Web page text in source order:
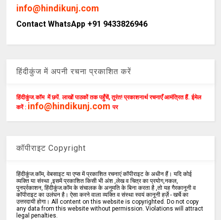
info@hindikunj.com
Contact WhatsApp +91 9433826946
हिंदीकुंज में अपनी रचना प्रकाशित करें
हिंदीकुंज.कॉम में छपें. लाखों पाठकों तक पहुँचें, तुरंत! प्रकाशनार्थ रचनाएँ आमंत्रित हैं. ईमेल
करें : info@hindikunj.com पर
कॉपीराइट Copyright
हिंदीकुंज.कॉम, वेबसाइट या एप्स में प्रकाशित रचनाएं कॉपीराइट के अधीन हैं। यदि कोई
व्यक्ति या संस्था ,इसमें प्रकाशित किसी भी अंश ,लेख व चित्र का प्रयोग,नकल,
पुनर्प्रकाशन, हिंदीकुंज.कॉम के संचालक के अनुमति के बिना करता है ,तो यह गैरकानूनी व
कॉपीराइट का उलंघन है। ऐसा करने वाला व्यक्ति व संस्था स्वयं कानूनी हर्ज़े - खर्चे का
उत्तरदायी होगा। All content on this website is copyrighted. Do not copy
any data from this website without permission. Violations will attract
legal penalties.